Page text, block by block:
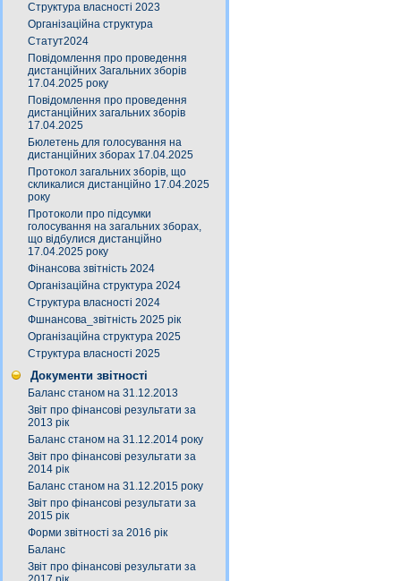
Структура власності 2023
Організаційна структура
Статут2024
Повідомлення про проведення
дистанційних Загальних зборів
17.04.2025 року
Повідомлення про проведення
дистанційних загальних зборів
17.04.2025
Бюлетень для голосування на
дистанційних зборах 17.04.2025
Протокол загальних зборів, що
скликалися дистанційно 17.04.2025
року
Протоколи про підсумки
голосування на загальних зборах,
що відбулися дистанційно
17.04.2025 року
Фінансова звітність 2024
Організаційна структура 2024
Структура власності 2024
Фшнансова_звітність 2025 рік
Організаційна структура 2025
Структура власності 2025
Документи звітності
Баланс станом на 31.12.2013
Звіт про фінансові результати за
2013 рік
Баланс станом на 31.12.2014 року
Звіт про фінансові результати за
2014 рік
Баланс станом на 31.12.2015 року
Звіт про фінансові результати за
2015 рік
Форми звітності за 2016 рік
Баланс
Звіт про фінансові результати за